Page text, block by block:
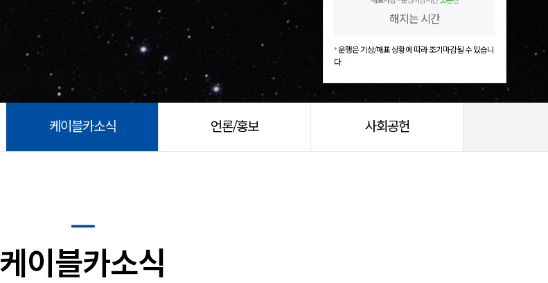
해지는 시간
*운행은 기상/매표 상황에 따라 조기마감될 수 있습니
다.
케이블카소식 언론/홍보 사회공헌
케이블카소식